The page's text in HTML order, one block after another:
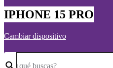
IPHONE 15 PRO
Cambiar dispositivo
¿qué buscas?